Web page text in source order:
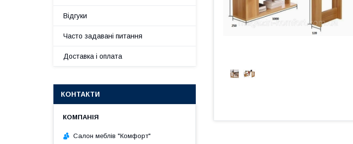
Відгуки
Часто задавані питання
Доставка і оплата
КОНТАКТИ
Салон меблів "Комфорт"